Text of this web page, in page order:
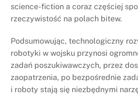
science-fiction a coraz częściej
rzeczywistość na polach bitew.
Podsumowując, technologiczny
robotyki w wojsku przynosi
zadań poszukiwawczych, przez
zaopatrzenia, po bezpośrednie
i roboty stają się niezbędnymi